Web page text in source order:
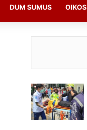
DUM SUMUS OIKOS